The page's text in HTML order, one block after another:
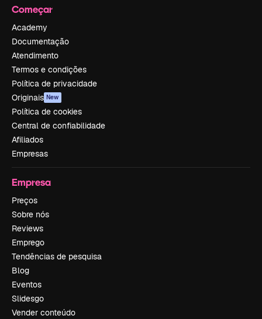
Começar
Academy
Documentação
Atendimento
Termos e condições
Política de privacidade
Originais New
Política de cookies
Central de confiabilidade
Afiliados
Empresas
Empresa
Preços
Sobre nós
Reviews
Emprego
Tendências de pesquisa
Blog
Eventos
Slidesgo
Vender conteúdo